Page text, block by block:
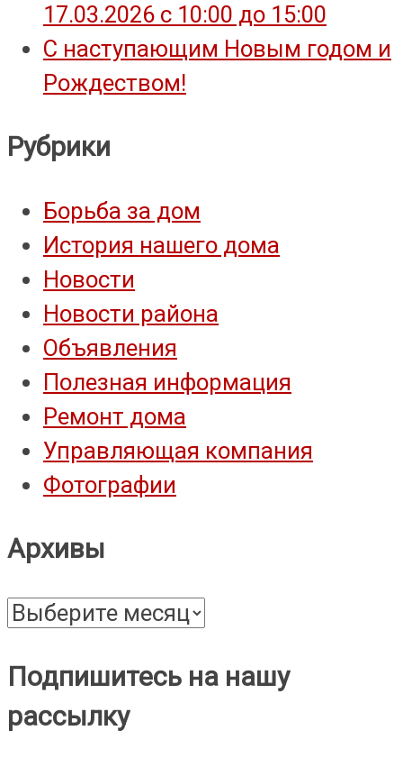
17.03.2026 с 10:00 до 15:00
С наступающим Новым годом и
Рождеством!
Рубрики
Борьба за дом
История нашего дома
Новости
Новости района
Объявления
Полезная информация
Ремонт дома
Управляющая компания
Фотографии
Архивы
Архивы
Подпишитесь на нашу
рассылку